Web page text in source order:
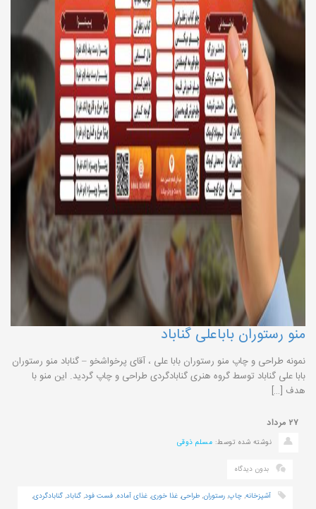
منو رستوران باباعلی گناباد
نمونه طراحی و چاپ منو رستوران بابا علی ، آقای پرخواشخو – گناباد منو رستوران
بابا علی گناباد توسط گروه هنری گنابادگردی طراحی و چاپ گردید. این منو با
هدف […]
۲۷ مرداد
نوشته شده توسط: مسلم ذوقی
بدون دیدگاه
آشپزخانه, چاپ, رستوران, طراحی, غذا خوری, غذای آماده, فست فود, گناباد, گنابادگردی,